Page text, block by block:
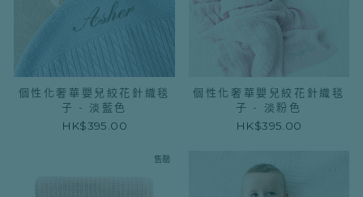
個性化奢華嬰兒絞花針織毯
子 - 淡藍色
HK$395.00
個性化奢華嬰兒絞花針織毯
子 - 淡粉色
HK$395.00
售罄